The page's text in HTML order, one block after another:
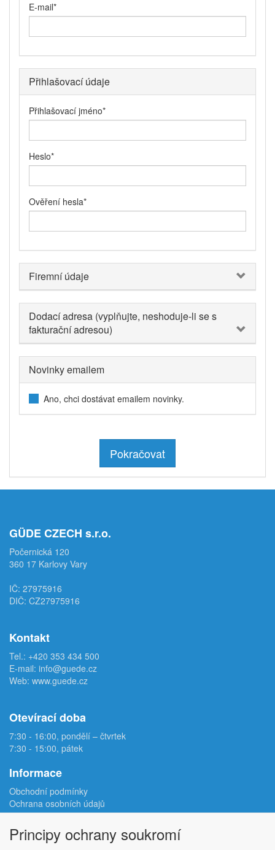
E-mail*
Přihlašovací údaje
Přihlašovací jméno*
Heslo*
Ověření hesla*
Firemní údaje
Dodací adresa (vyplňujte, neshoduje-li se s
fakturační adresou)
Novinky emailem
Ano, chci dostávat emailem novinky.
Pokračovat
GÜDE CZECH s.r.o.
Počernická 120
360 17 Karlovy Vary
IČ: 27975916
DIČ: CZ27975916
Kontakt
Tel.: +420 353 434 500
E-mail: info@guede.cz
Web: www.guede.cz
Otevírací doba
7:30 - 16:00, pondělí – čtvrtek
7:30 - 15:00, pátek
Informace
Obchodní podmínky
Ochrana osobních údajů
Reklamační protokol
Odstoupení od smlouvy
Podmínky užití e-shopu
Principy ochrany soukromí